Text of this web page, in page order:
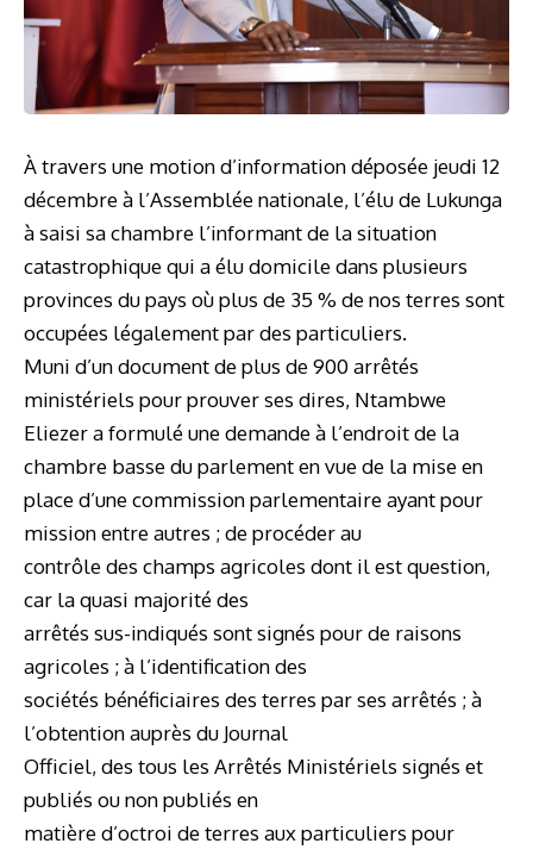
À travers une motion d’information déposée jeudi 12
décembre à l’Assemblée nationale, l’élu de Lukunga
à saisi sa chambre l’informant de la situation
catastrophique qui a élu domicile dans plusieurs
provinces du pays où plus de 35 % de nos terres sont
occupées légalement par des particuliers.
Muni d’un document de plus de 900 arrêtés
ministériels pour prouver ses dires, Ntambwe
Eliezer a formulé une demande à l’endroit de la
chambre basse du parlement en vue de la mise en
place d’une commission parlementaire ayant pour
mission entre autres ; de procéder au
contrôle des champs agricoles dont il est question,
car la quasi majorité des
arrêtés sus-indiqués sont signés pour de raisons
agricoles ; à l’identification des
sociétés bénéficiaires des terres par ses arrêtés ; à
l’obtention auprès du Journal
Officiel, des tous les Arrêtés Ministériels signés et
publiés ou non publiés en
matière d’octroi de terres aux particuliers pour